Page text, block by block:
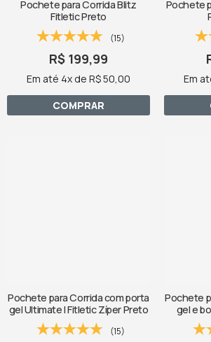
Pochete para Corrida Blitz
Fitletic Preto
(15)
R$ 199,99
Em até 4x de R$ 50,00
COMPRAR
Pochete
Em
Pochete para Corrida com porta
gel Ultimate I Fitletic Zíper Preto
(15)
Pochete
gel e